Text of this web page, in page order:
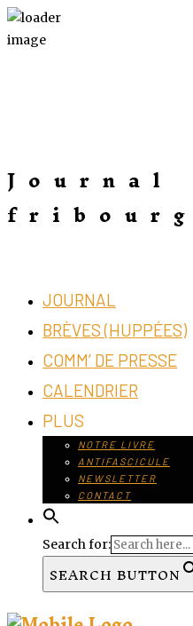
Journal
JOURNAL
BRÈVES (HUPPÉES)
COMM’ DE PRESSE
CALENDRIER
PLUS
NOTRE LIVRE
ANTIFASCICULE
NEWSLETTER
CONTACT
Search for:
SEARCH BUTTON